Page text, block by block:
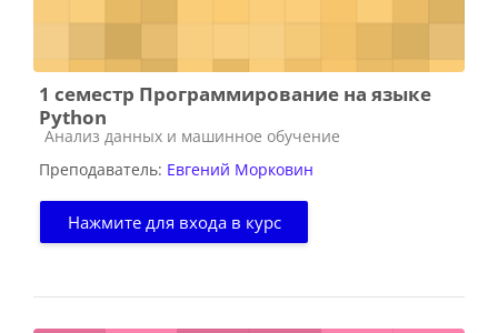
1 семестр Программирование на языке
Python
Категория курса
Анализ данных и машинное обучение
Преподаватель: Евгений Морковин
Нажмите для входа в курс